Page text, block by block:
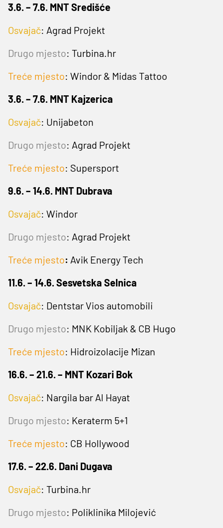
3.6. – 7.6. MNT Središće
Osvajač: Agrad Projekt
Drugo mjesto: Turbina.hr
Treće mjesto: Windor & Midas Tattoo
3.6. – 7.6. MNT Kajzerica
Osvajač: Unijabeton
Drugo mjesto: Agrad Projekt
Treće mjesto: Supersport
9.6. – 14.6. MNT Dubrava
Osvajač: Windor
Drugo mjesto: Agrad Projekt
Treće mjesto: Avik Energy Tech
11.6. – 14.6. Sesvetska Selnica
Osvajač: Dentstar Vios automobili
Drugo mjesto: MNK Kobiljak & CB Hugo
Treće mjesto: Hidroizolacije Mizan
16.6. – 21.6. – MNT Kozari Bok
Osvajač: Nargila bar Al Hayat
Drugo mjesto: Keraterm 5+1
Treće mjesto: CB Hollywood
17.6. – 22.6. Dani Dugava
Osvajač: Turbina.hr
Drugo mjesto: Poliklinika Milojević